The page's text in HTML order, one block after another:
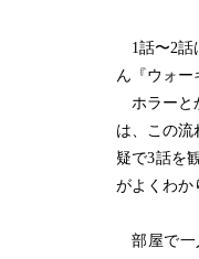
1話〜2話
ん『ウォー
ホラーと
は、この
疑で3話を
がよくわか
部屋で一